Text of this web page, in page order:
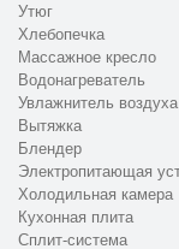
ремонта, при
заказываются
Выполняется
неисправных
затем
нагрузкой
Готовая
чеком и
после
Утюг
Хлебопечка
Массажное кресло
Водонагреватель
Увлажнитель воздуха
Вытяжка
Блендер
Электропитающая
Холодильная камера
Кухонная плита
Сплит-система